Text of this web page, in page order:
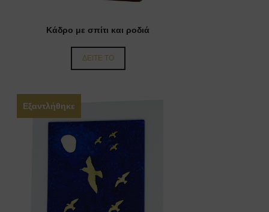
Κάδρο με σπίτι και ροδιά
ΔΕΙΤΕ ΤΟ
Εξαντλήθηκε